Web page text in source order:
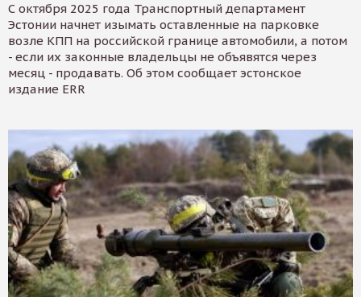
С октября 2025 года Транспортный департамент
Эстонии начнет изымать оставленные на парковке
возле КПП на российской границе автомобили, а потом
- если их законные владельцы не объявятся через
месяц - продавать. Об этом сообщает эстонское
издание ERR